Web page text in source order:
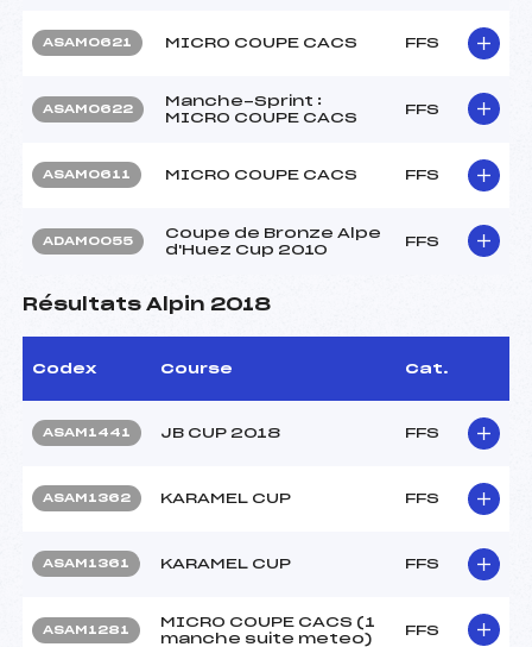
ASAM0621 MICRO COUPE CACS FFS
ASAM0622
Manche-Sprint :
MICRO COUPE CACS
FFS
ASAM0611 MICRO COUPE CACS FFS
ADAM0055
Coupe de Bronze Alpe
d'Huez Cup 2010
FFS
Résultats Alpin 2018
Codex Course Cat.
ASAM1441 JB CUP 2018 FFS
ASAM1362 KARAMEL CUP FFS
ASAM1361 KARAMEL CUP FFS
ASAM1281
MICRO COUPE CACS (1
manche suite meteo)
FFS